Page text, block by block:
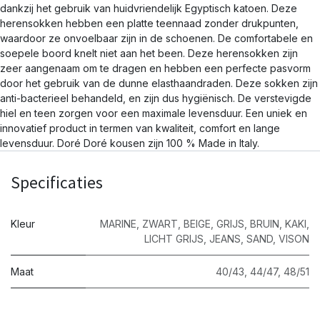
dankzij het gebruik van huidvriendelijk Egyptisch katoen. Deze
herensokken hebben een platte teennaad zonder drukpunten,
waardoor ze onvoelbaar zijn in de schoenen. De comfortabele en
soepele boord knelt niet aan het been. Deze herensokken zijn
zeer aangenaam om te dragen en hebben een perfecte pasvorm
door het gebruik van de dunne elasthaandraden. Deze sokken zijn
anti-bacterieel behandeld, en zijn dus hygiënisch. De verstevigde
hiel en teen zorgen voor een maximale levensduur. Een uniek en
innovatief product in termen van kwaliteit, comfort en lange
levensduur. Doré Doré kousen zijn 100 % Made in Italy.
Specificaties
Kleur MARINE ZWART BEIGE GRIJS BRUIN KAKI
LICHT GRIJS JEANS SAND VISON
Maat 40/43 44/47, 48/51